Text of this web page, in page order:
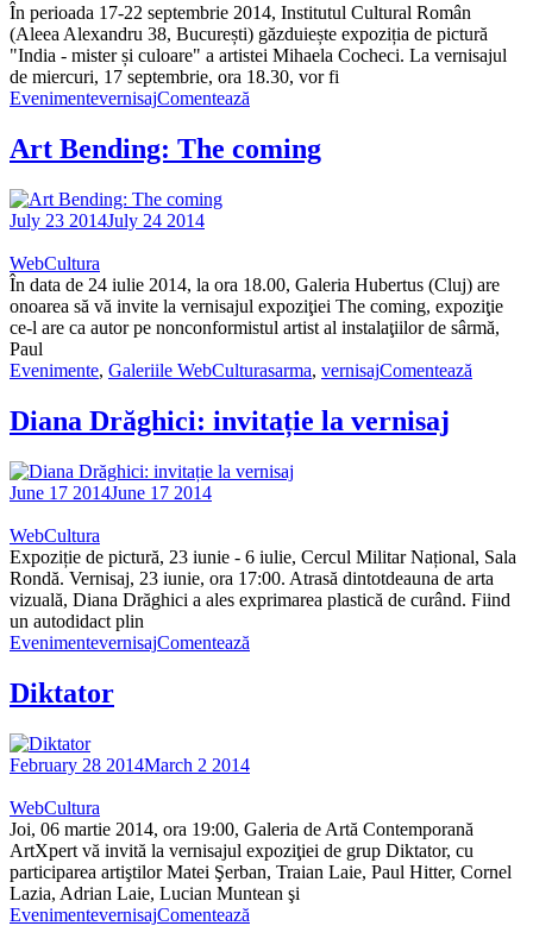
În perioada 17-22 septembrie 2014, Institutul Cultural Român
(Aleea Alexandru 38, București) găzduiește expoziția de pictură
"India - mister și culoare" a artistei Mihaela Cocheci. La vernisajul
de miercuri, 17 septembrie, ora 18.30, vor fi
EvenimentevernisajComentează
Art Bending: The coming
July 23 2014July 24 2014
WebCultura
În data de 24 iulie 2014, la ora 18.00, Galeria Hubertus (Cluj) are
onoarea să vă invite la vernisajul expoziţiei The coming, expoziţie
ce-l are ca autor pe nonconformistul artist al instalaţiilor de sârmă,
Paul
Evenimente, Galeriile WebCulturasarma, vernisajComentează
Diana Drăghici: invitație la vernisaj
June 17 2014June 17 2014
WebCultura
Expoziție de pictură, 23 iunie - 6 iulie, Cercul Militar Național, Sala
Rondă. Vernisaj, 23 iunie, ora 17:00. Atrasă dintotdeauna de arta
vizuală, Diana Drăghici a ales exprimarea plastică de curând. Fiind
un autodidact plin
EvenimentevernisajComentează
Diktator
February 28 2014March 2 2014
WebCultura
Joi, 06 martie 2014, ora 19:00, Galeria de Artă Contemporană
ArtXpert vă invită la vernisajul expoziţiei de grup Diktator, cu
participarea artiştilor Matei Şerban, Traian Laie, Paul Hitter, Cornel
Lazia, Adrian Laie, Lucian Muntean şi
EvenimentevernisajComentează